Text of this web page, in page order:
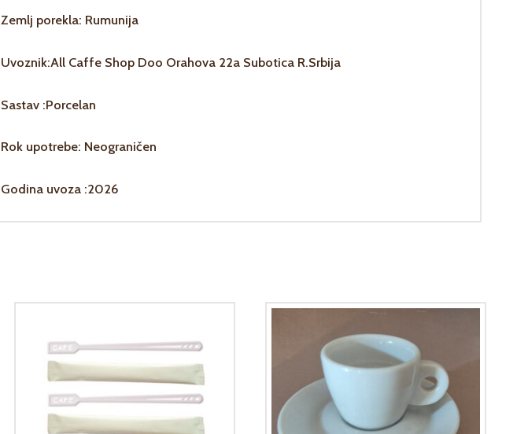
Zemlj porekla: Rumunija
Uvoznik:All Caffe Shop Doo Orahova 22a Subotica R.Srbija
Sastav :Porcelan
Rok upotrebe: Neograničen
Godina uvoza :2026